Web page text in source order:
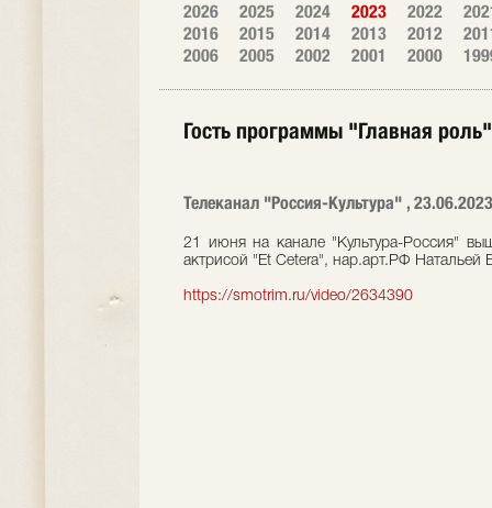
2026 2025 2024 2023 2022
2016
2015 2014 2013 2012
2006
2005 2002 2001 2000
Гость программы "Главная
Телеканал "Россия-Культура" , 23.06.2023
21 июня на канале "Культура-Россия"
актрисой "Et Cetera", нар.арт.РФ Натальей
https://smotrim.ru/video/2634390